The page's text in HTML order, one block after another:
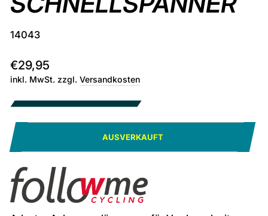
14043
Normaler
Preis
€29,95
inkl. MwSt. zzgl. Versandkosten
AUSVERKAUFT